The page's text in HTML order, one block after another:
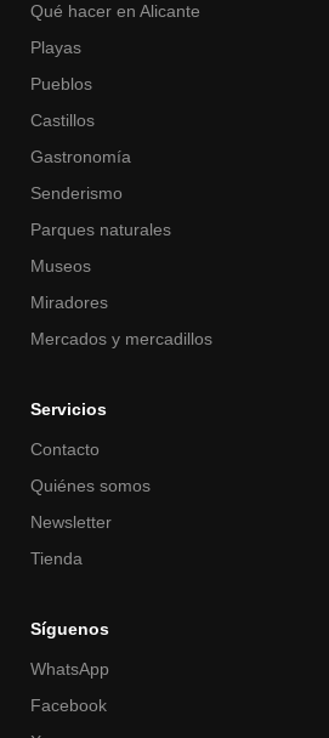
Qué hacer en Alicante
Playas
Pueblos
Castillos
Gastronomía
Senderismo
Parques naturales
Museos
Miradores
Mercados y mercadillos
Servicios
Contacto
Quiénes somos
Newsletter
Tienda
Síguenos
WhatsApp
Facebook